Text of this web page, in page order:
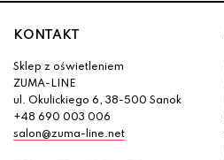
KONTAKT
Sklep z oświetleniem
ZUMA-LINE
ul. Okulickiego 6, 38-500 Sanok
+48 690 003 006
salon@zuma-line.net